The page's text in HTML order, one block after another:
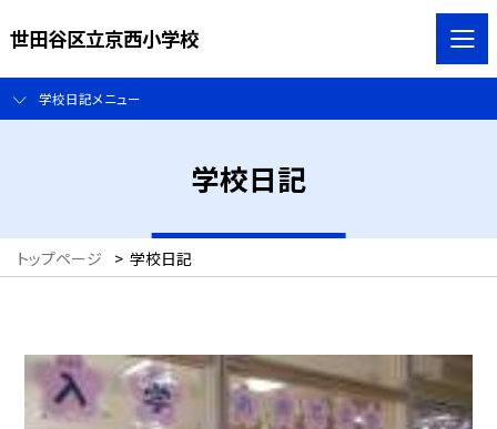
世田谷区立京西小学校
学校日記メニュー
学校日記
トップページ > 学校日記